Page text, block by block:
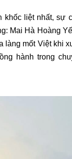
liệt nhất, sự
Mai Hà Hoàng
làng mốt Việt khi
hành trong